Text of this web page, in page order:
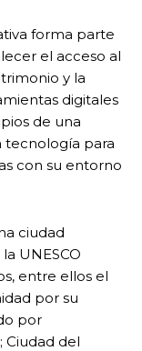
forma parte
el acceso al
y la
digitales
de una
tecnología para
con su entorno
ciudad
UNESCO
entre ellos el
por su
por
del